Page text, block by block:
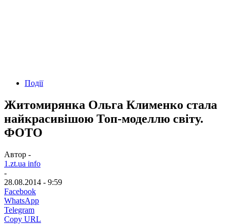
Події
Житомирянка Ольга Клименко стала
найкрасивішою Топ-моделлю світу.
ФОТО
Автор -
1.zt.ua info
-
28.08.2014 - 9:59
Facebook
WhatsApp
Telegram
Copy URL